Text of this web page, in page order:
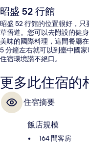
昭盛 52 行館
昭盛 52 行館的位置很好，
草悟道。您可以去附設的健
美味的國際料理，這間餐廳
5 分鐘左右就可以到臺中國
住宿環境讚不絕口。
更多此住宿的
住宿摘要
飯店規模
164 間客房